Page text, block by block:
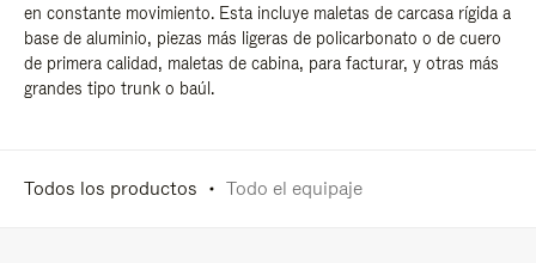
en constante movimiento. Esta incluye maletas de carcasa rígida a
base de aluminio, piezas más ligeras de policarbonato o de cuero
de primera calidad, maletas de cabina, para facturar, y otras más
grandes tipo trunk o baúl.
Todos los productos Todo el equipaje